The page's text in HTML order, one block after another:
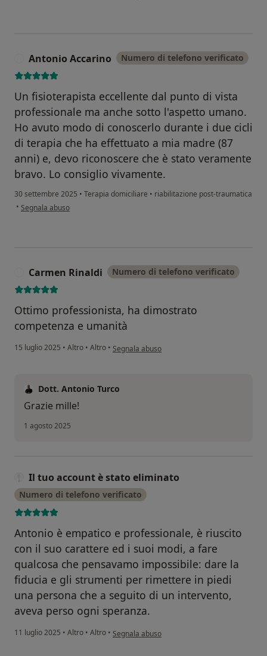
Antonio Accarino Numero di telefono verificato
Un fisioterapista eccellente dal punto di vista
professionale ma anche sotto l'aspetto umano.
Ho avuto modo di conoscerlo durante i due cicli
di terapia che ha effettuato a mia madre (87
anni) e, devo riconoscere che è stato veramente
bravo. Lo consiglio vivamente.
30 settembre 2025 • Terapia domiciliare • riabilitazione post-traumatica
• secondo l'opinione dell'utente Antonio Accarino
Segnala abuso
Carmen Rinaldi Numero di telefono verificato
Ottimo professionista, ha dimostrato
competenza e umanità
15 luglio 2025 • Altro • Altro • secondo l'opinione dell'utente Carmen Rinaldi
Segnala abuso
Dott. Antonio Turco
Grazie mille!
1 agosto 2025
Il tuo account è stato eliminato
Numero di telefono verificato
Antonio è empatico e professionale, è riuscito
con il suo carattere ed i suoi modi, a fare
qualcosa che pensavamo impossibile: dare la
fiducia e gli strumenti per rimettere in piedi
una persona che a seguito di un intervento,
aveva perso ogni speranza.
11 luglio 2025 • Altro • Altro • secondo l'opinione dell'utente Il tuo account è
Segnala abuso